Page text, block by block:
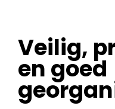
Veilig,
en goed